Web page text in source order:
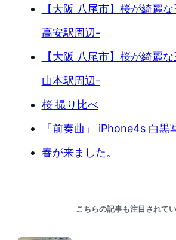
【大阪 八尾市】桜が綺麗
高安駅周辺-
【大阪 八尾市】桜が綺麗
山本駅周辺-
桜 撮り比べ
「前奏曲」 iPhone4s 白黒
春が来ました。
こちらの記事も注目されて